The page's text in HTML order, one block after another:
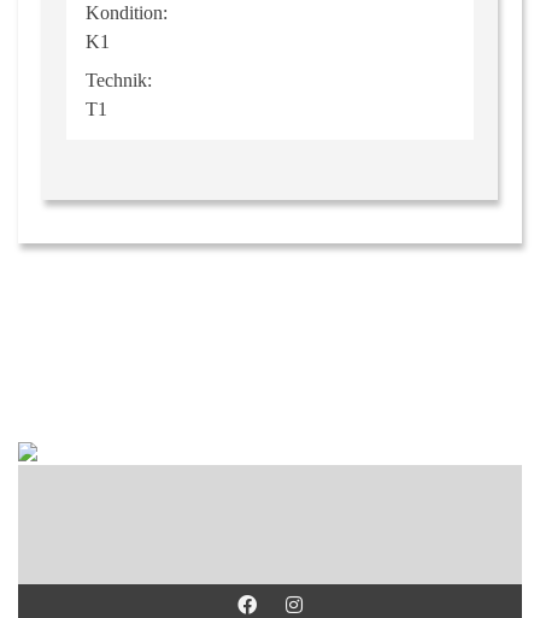
Kondition:
K1
Technik:
T1